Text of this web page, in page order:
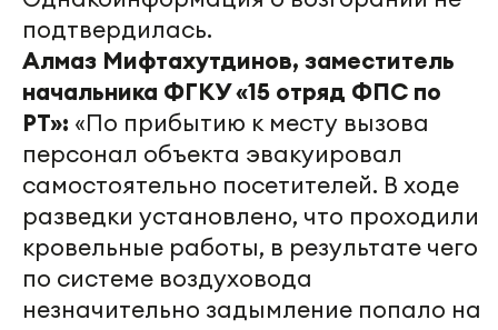
подтвердилась.
Алмаз Мифтахутдинов, заместитель
начальника ФГКУ «15 отряд ФПС по
РТ»: «По прибытию к месту вызова
персонал объекта эвакуировал
самостоятельно посетителей. В ходе
разведки установлено, что проходили
кровельные работы, в результате чего
по системе воздуховода
незначительно задымление попало на